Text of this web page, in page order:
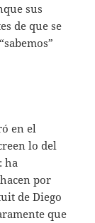
sus
de que se
en el
lo del
ha
por
de Diego
que